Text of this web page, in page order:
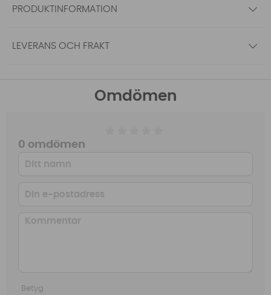
PRODUKTINFORMATION
LEVERANS OCH FRAKT
Omdömen
0 omdömen
Betyg